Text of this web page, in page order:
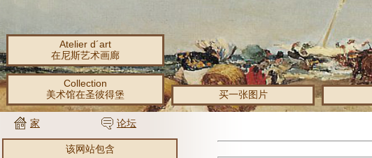
Atelier d´art
在尼斯艺术画廊
Collection
美术馆在圣彼得堡
买一张图片
家 论坛
该网站包含